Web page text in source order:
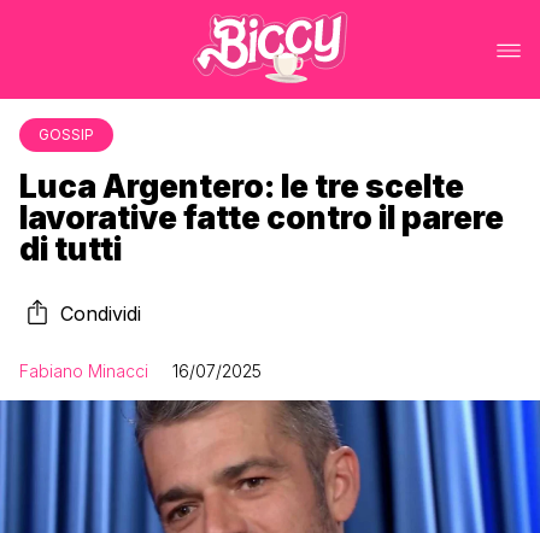
GOSSIP
Luca Argentero: le tre scelte
lavorative fatte contro il parere
di tutti
Condividi
Fabiano Minacci 16/07/2025